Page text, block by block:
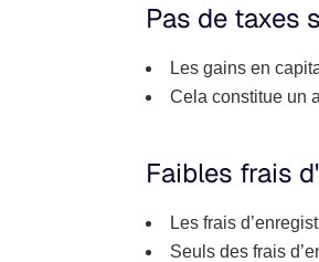
Pas de taxes
Les gains en
Cela constitue un
Faibles frais
Les frais
Seuls des frais